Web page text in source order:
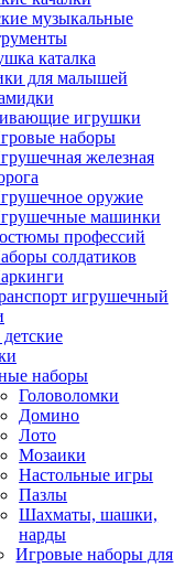
музыкальные
каталка
для малышей
игрушки
наборы
железная
оружие
машинки
профессий
солдатиков
игрушечный
наборы
Головоломки
Домино
Лото
Мозаики
Настольные игры
Пазлы
Шахматы, шашки,
нарды
Игровые наборы для